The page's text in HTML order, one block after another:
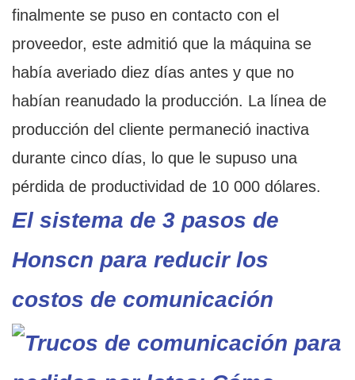
finalmente se puso en contacto con el
proveedor, este admitió que la máquina se
había averiado diez días antes y que no
habían reanudado la producción. La línea de
producción del cliente permaneció inactiva
durante cinco días, lo que le supuso una
pérdida de productividad de 10 000 dólares.
El sistema de 3 pasos de
Honscn para reducir los
costos de comunicación